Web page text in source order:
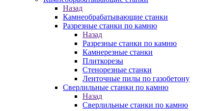
Назад
Камнеобрабатывающие станки
Разрезные станки по камню
Назад
Разрезные станки по камню
Камнерезные станки
Плиткорезы
Стенорезные станки
Ленточные пилы по газобетону
Сверлильные станки по камню
Назад
Сверлильные станки по камню